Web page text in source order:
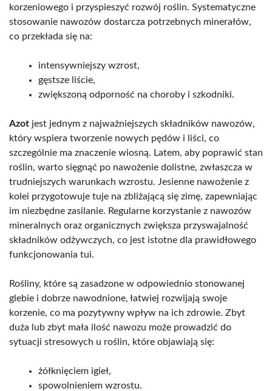
korzeniowego i przyspieszyć rozwój roślin. Systematyczne
stosowanie nawozów dostarcza potrzebnych minerałów,
co przekłada się na:
intensywniejszy wzrost,
gęstsze liście,
zwiększoną odporność na choroby i szkodniki.
Azot jest jednym z najważniejszych składników nawozów,
który wspiera tworzenie nowych pędów i liści, co
szczególnie ma znaczenie wiosną. Latem, aby poprawić stan
roślin, warto sięgnąć po nawożenie dolistne, zwłaszcza w
trudniejszych warunkach wzrostu. Jesienne nawożenie z
kolei przygotowuje tuje na zbliżającą się zimę, zapewniając
im niezbędne zasilanie. Regularne korzystanie z nawozów
mineralnych oraz organicznych zwiększa przyswajalność
składników odżywczych, co jest istotne dla prawidłowego
funkcjonowania tui.
Rośliny, które są zasadzone w odpowiednio stonowanej
glebie i dobrze nawodnione, łatwiej rozwijają swoje
korzenie, co ma pozytywny wpływ na ich zdrowie. Zbyt
duża lub zbyt mała ilość nawozu może prowadzić do
sytuacji stresowych u roślin, które objawiają się:
żółknięciem igieł,
spowolnieniem wzrostu.